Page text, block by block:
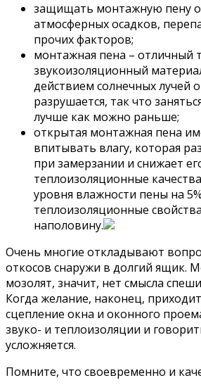
защищать монтажную пену
атмосферных осадков,
прочих факторов;
монтажная пена – отличный
звукоизоляционный
действием солнечных лучей
разрушается, так что
лучше как можно раньше;
открытая монтажная пена
впитывать влагу, которая
при замерзании и снижает
теплоизоляционные
уровня влажности пены на
теплоизоляционные
наполовину.
Очень многие откладывают
откосов снаружи в долгий ящик.
мозолят, значит, нет смысла
Когда желание, наконец,
сцепление окна и оконного
звуко- и теплоизоляции и
усложняется.
Помните, что своевременно и